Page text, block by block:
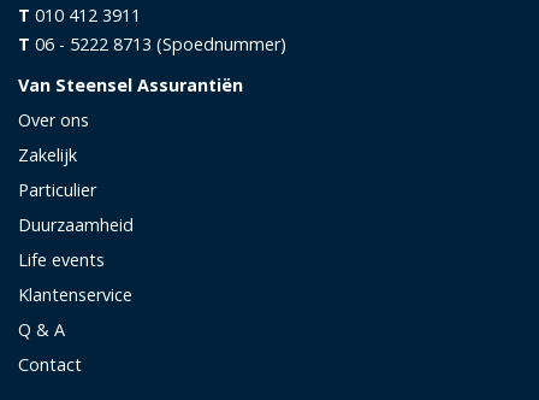
T 010 412 3911
T 06 - 5222 8713 (Spoednummer)
Van Steensel Assurantiën
Over ons
Zakelijk
Particulier
Duurzaamheid
Life events
Klantenservice
Q & A
Contact